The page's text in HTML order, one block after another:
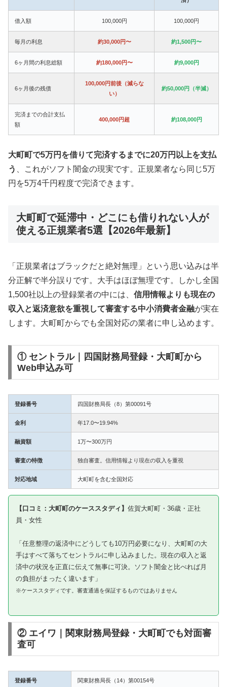
借入額 100,000円 100,000円
毎月の利息 約30,000円〜 約1,500円〜
6ヶ月間の利息総額 約180,000円〜 約9,000円
6ヶ月後の残債
100,000円前後（減らな
い）
約50,000円（半減）
完済までの合計支払
額
400,000円超 約108,000円
大町町で5万円を借りて完済するまでに20万円以上を支払
う
、これがソフト闇金の現実です。正規業者なら同じ5万
円を5万4千円程度で完済できます。
大町町で延滞中・どこにも借りれない人が
使える正規業者5選【2026年最新】
「正規業者はブラックだと絶対無理」という思い込みは半
分正解で半分誤りです。大手はほぼ無理です。しかし全国
1,500社以上の登録業者の中には、 信用情報よりも現在の
収入と返済意欲を重視して審査する中小消費者金融が実在
します。大町町からでも全国対応の業者に申し込めます。
① セントラル｜四国財務局登録・大町町から
Web申込み可
登録番号 四国財務局長（8）第00091号
金利 年17.0〜19.94%
融資額 1万〜300万円
審査の特徴 独自審査。信用情報より現在の収入を重視
対応地域 大町町を含む全国対応
【口コミ：大町町のケーススタディ】 佐賀大町町・36歳・正社
員・女性
「任意整理の返済中にどうしても10万円必要になり、大町町の大
手はすべて落ちてセントラルに申し込みました。現在の収入と返
済中の状況を正直に伝えて無事に可決。ソフト闇金と比べれば月
の負担がまったく違います」
※ケーススタディです。審査通過を保証するものではありません
② エイワ｜関東財務局登録・大町町でも対面審
査可
登録番号 関東財務局長（14）第00154号